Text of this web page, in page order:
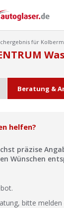
Menu
für
Beratung &
helfen?
präzise
Wünschen
bitte melden